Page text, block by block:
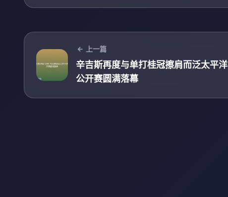
上一篇
辛吉斯再度与单打桂冠擦肩而泛太平洋
公开赛圆满落幕